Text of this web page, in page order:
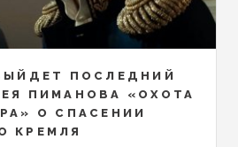
ПОСЛЕДНИЙ
ПИМАНОВА «ОХОТА
О СПАСЕНИИ
КРЕМЛЯ